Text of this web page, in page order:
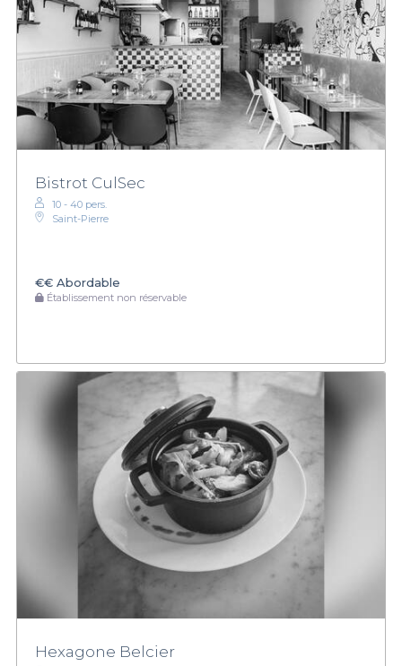
Bistrot CulSec
10 - 40 pers.
Saint-Pierre
€€ Abordable
Établissement non réservable
Hexagone Belcier